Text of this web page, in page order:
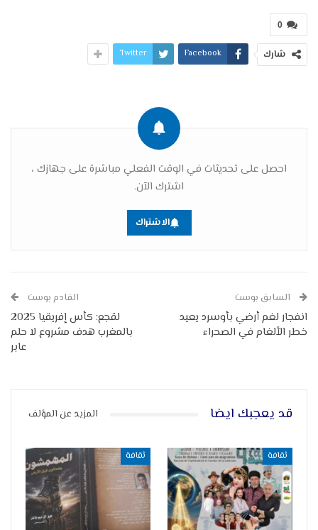
0
شارك Facebook
Twitter
احصل على تحديثات في الوقت الفعلي مباشرة على جهازك ،
اشترك الآن.
الاشتراك
السابق بوست
انفجار لغم أرضي بأوسرد يعيد
خطر الألغام في الصحراء
القادم بوست
لقجع: كأس إفريقيا 2025
بالمغرب هدف مشروع لا حلم
عابر
قد يعجبك ايضا المزيد عن المؤلف
ثقافة ثقافة